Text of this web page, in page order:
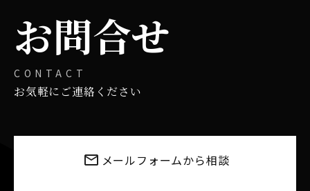
の
ペ
ー
ジ
送
お問合せ
CONTACT
お気軽にご連絡ください
メールフォームから相談